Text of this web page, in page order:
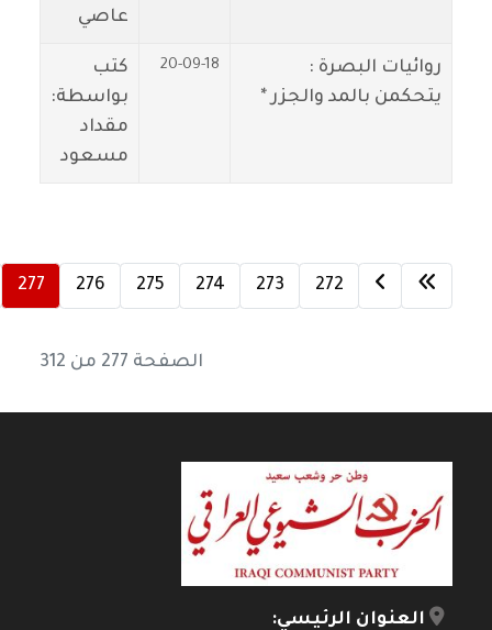
عاصي
روائيات البصرة :
يتحكمن بالمد والجزر *
20-09-18
كتب
بواسطة:
مقداد
مسعود
272
273
274
275
276
277
الصفحة 277 من 312
العنوان الرئيسي: